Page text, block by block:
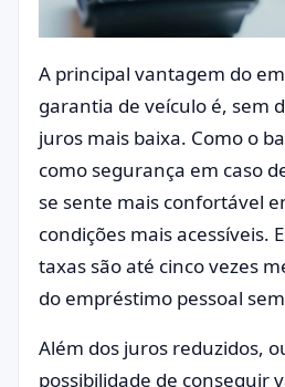
A principal vantagem do
garantia de veículo é, sem
juros mais baixa. Como o
como segurança em caso
se sente mais confortável
condições mais acessíveis.
taxas são até cinco vezes
do empréstimo pessoal
Além dos juros reduzidos,
possibilidade de conseguir